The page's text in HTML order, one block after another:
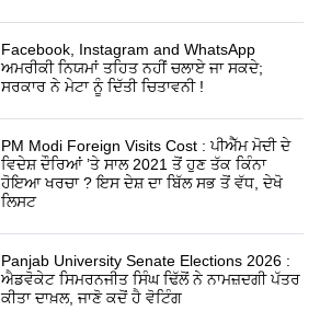
Facebook, Instagram and WhatsApp
ਅਮਰੀਕੀ ਨਿਯਮਾਂ ਤਹਿਤ ਨਹੀਂ ਚਲਾਏ ਜਾ ਸਕਦੇ;
ਸਰਕਾਰ ਨੇ ਮੇਟਾ ਨੂੰ ਦਿੱਤੀ ਚਿਤਾਵਨੀ !
PM Modi Foreign Visits Cost : ਪੀਐੱਮ ਮੋਦੀ ਦੇ
ਵਿਦੇਸ਼ ਦੌਰਿਆਂ ’ਤੇ ਸਾਲ 2021 ਤੋਂ ਹੁਣ ਤੱਕ ਕਿੰਨਾ
ਹੋਇਆ ਖਰਚਾ ? ਇਸ ਦੇਸ਼ ਦਾ ਬਿੱਲ ਸਭ ਤੋਂ ਵੱਧ, ਦੇਖੋ
ਲਿਸਟ
Panjab University Senate Elections 2026 :
ਐਡਵੋਕੇਟ ਸਿਮਰਨਜੀਤ ਸਿੰਘ ਢਿੱਲੋਂ ਨੇ ਨਾਮਜ਼ਦਗੀ ਪੱਤਰ
ਕੀਤਾ ਦਾਖ਼ਲ, ਜਾਣੋ ਕਦੋਂ ਹੈ ਵੋਟਿੰਗ